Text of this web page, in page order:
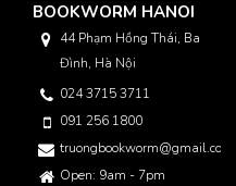
BOOKWORM HANOI
44 Phạm Hồng Thái, Ba
Đình, Hà Nội
024 3715 3711
091 256 1800
truongbookworm@gmail.com
Open: 9am - 7pm